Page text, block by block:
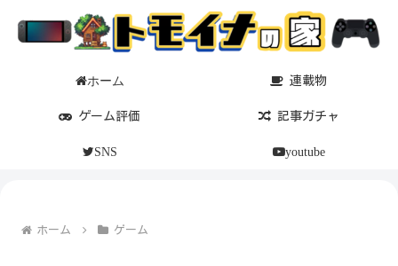
ホーム 連載物
ゲーム評価 記事ガチャ
SNS youtube
ホーム ゲーム